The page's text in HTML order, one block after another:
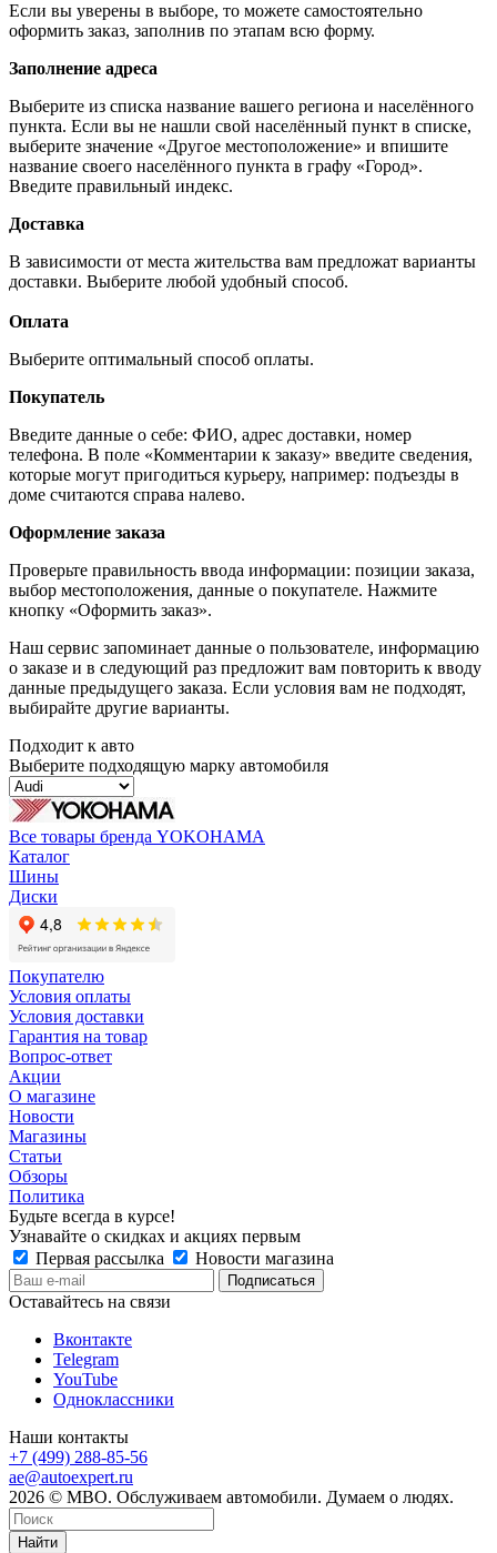
Если вы уверены в выборе, то можете самостоятельно
оформить заказ, заполнив по этапам всю форму.
Заполнение адреса
Выберите из списка название вашего региона и населённого
пункта. Если вы не нашли свой населённый пункт в списке,
выберите значение «Другое местоположение» и впишите
название своего населённого пункта в графу «Город».
Введите правильный индекс.
Доставка
В зависимости от места жительства вам предложат варианты
доставки. Выберите любой удобный способ.
Оплата
Выберите оптимальный способ оплаты.
Покупатель
Введите данные о себе: ФИО, адрес доставки, номер
телефона. В поле «Комментарии к заказу» введите сведения,
которые могут пригодиться курьеру, например: подъезды в
доме считаются справа налево.
Оформление заказа
Проверьте правильность ввода информации: позиции заказа,
выбор местоположения, данные о покупателе. Нажмите
кнопку «Оформить заказ».
Наш сервис запоминает данные о пользователе, информацию
о заказе и в следующий раз предложит вам повторить к вводу
данные предыдущего заказа. Если условия вам не подходят,
выбирайте другие варианты.
Подходит к авто
Выберите подходящую марку автомобиля
Все товары бренда YOKOHAMA
Каталог
Шины
Диски
Покупателю
Условия оплаты
Условия доставки
Гарантия на товар
Вопрос-ответ
Акции
О магазине
Новости
Магазины
Статьи
Обзоры
Политика
Будьте всегда в курсе!
Узнавайте о скидках и акциях первым
Первая рассылка
Новости магазина
Оставайтесь на связи
Вконтакте
Telegram
YouTube
Одноклассники
Наши контакты
+7 (499) 288-85-56
ae@autoexpert.ru
2026 © МВО. Обслуживаем автомобили. Думаем о людях.
Найти